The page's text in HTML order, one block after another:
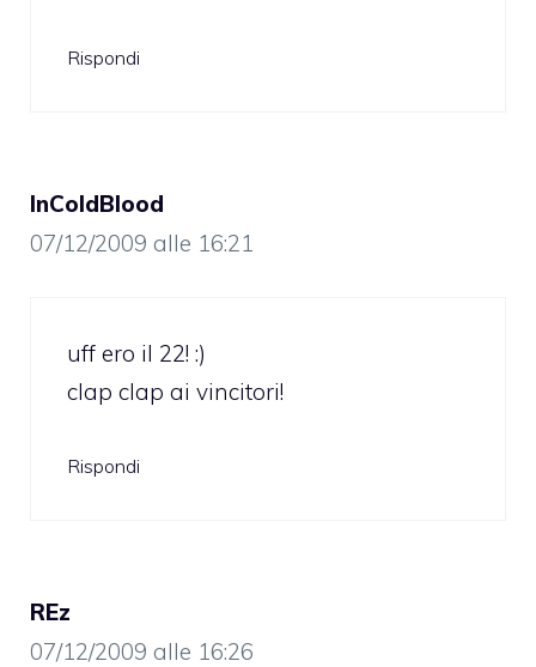
Rispondi
InColdBlood
07/12/2009 alle 16:21
uff ero il 22! :)
clap clap ai vincitori!
Rispondi
REz
07/12/2009 alle 16:26